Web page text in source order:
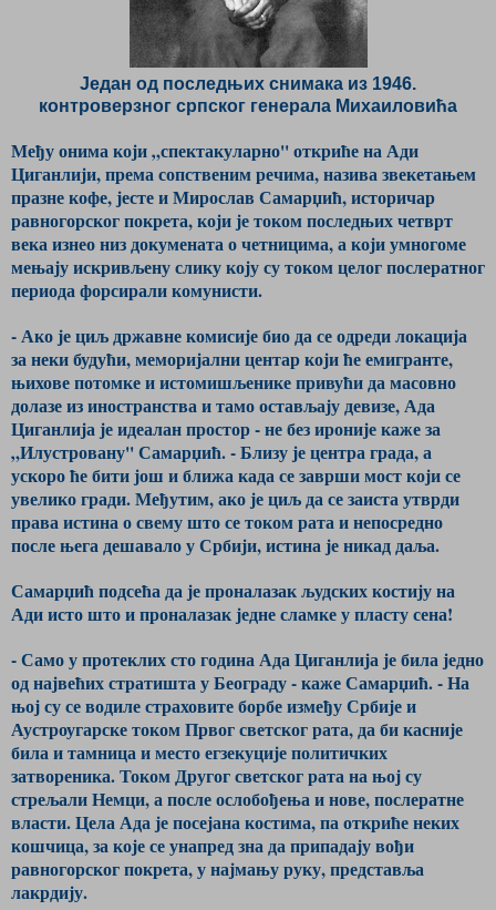
Један од последњих снимака из 1946.
контроверзног српског генерала Михаиловића
Међу онима који „спектакуларно'' откриће на Ади
Циганлији, према сопственим речима, назива звекетањем
празне кофе, јесте и Мирослав Самарџић, историчар
равногорског покрета, који је током последњих четврт
века изнео низ докумената о четницима, а који умногоме
мењају искривљену слику коју су током целог послератног
периода форсирали комунисти.
- Ако је циљ државне комисије био да се одреди локација
за неки будући, меморијални центар који ће емигранте,
њихове потомке и истомишљенике привући да масовно
долазе из иностранства и тамо остављају девизе, Ада
Циганлија је идеалан простор - не без ироније каже за
„Илустровану'' Самарџић. - Близу је центра града, а
ускоро ће бити још и ближа када се заврши мост који се
увелико гради. Међутим, ако је циљ да се заиста утврди
права истина о свему што се током рата и непосредно
после њега дешавало у Србији, истина је никад даља.
Самарџић подсећа да је проналазак људских костију на
Ади исто што и проналазак једне сламке у пласту сена!
- Само у протеклих сто година Ада Циганлија је била једно
од највећих стратишта у Београду - каже Самарџић. - На
њој су се водиле страховите борбе између Србије и
Аустроугарске током Првог светског рата, да би касније
била и тамница и место егзекуције политичких
затвореника. Током Другог светског рата на њој су
стрељали Немци, а после ослобођења и нове, послератне
власти. Цела Ада је посејана костима, па откриће неких
кошчица, за које се унапред зна да припадају вођи
равногорског покрета, у најмању руку, представља
лакрдију.